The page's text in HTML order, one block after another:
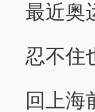
最近奥
忍不住
回上海